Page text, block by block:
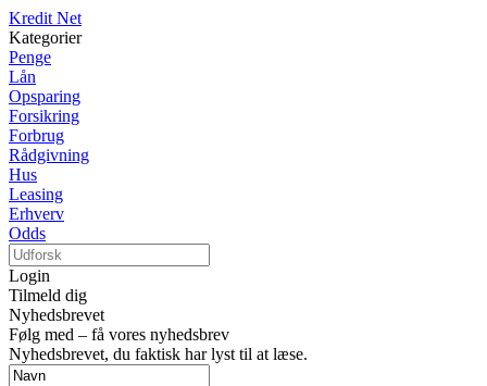
Kredit Net
Kategorier
Penge
Lån
Opsparing
Forsikring
Forbrug
Rådgivning
Hus
Leasing
Erhverv
Odds
Login
Tilmeld dig
Nyhedsbrevet
Følg med – få vores nyhedsbrev
Nyhedsbrevet, du faktisk har lyst til at læse.